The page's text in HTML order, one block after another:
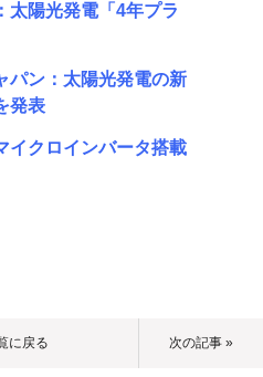
太陽光発電「4年プラ
パン：太陽光発電の新
発表
イクロインバータ搭載
に戻る 次の記事 »